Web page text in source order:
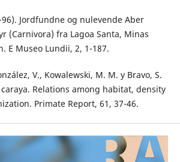
Jordfundne og nulevende Aber
(Carnivora) fra Lagoa Santa, Minas
E Museo Lundii, 2, 1-187.
V., Kowalewski, M. M. y Bravo, S.
Relations among habitat, density
Primate Report, 61, 37-46.